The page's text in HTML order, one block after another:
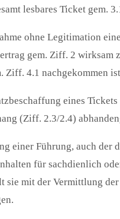
lesbares Ticket gem.
ohne Legitimation
gem. Ziff. 2 wirksam
Ziff. 4.1 nachgekommen
eines
(Ziff. 2.3/2.4)
einer Führung, auch der
für sachdienlich
mit der Vermittlung